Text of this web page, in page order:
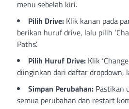
menu sebelah kiri.
Pilih Drive: Klik kanan pada
berikan huruf drive, lalu pilih
Paths’.
Pilih Huruf Drive: Klik
diinginkan dari daftar dropdown,
Simpan Perubahan: Pastikan
semua perubahan dan restart